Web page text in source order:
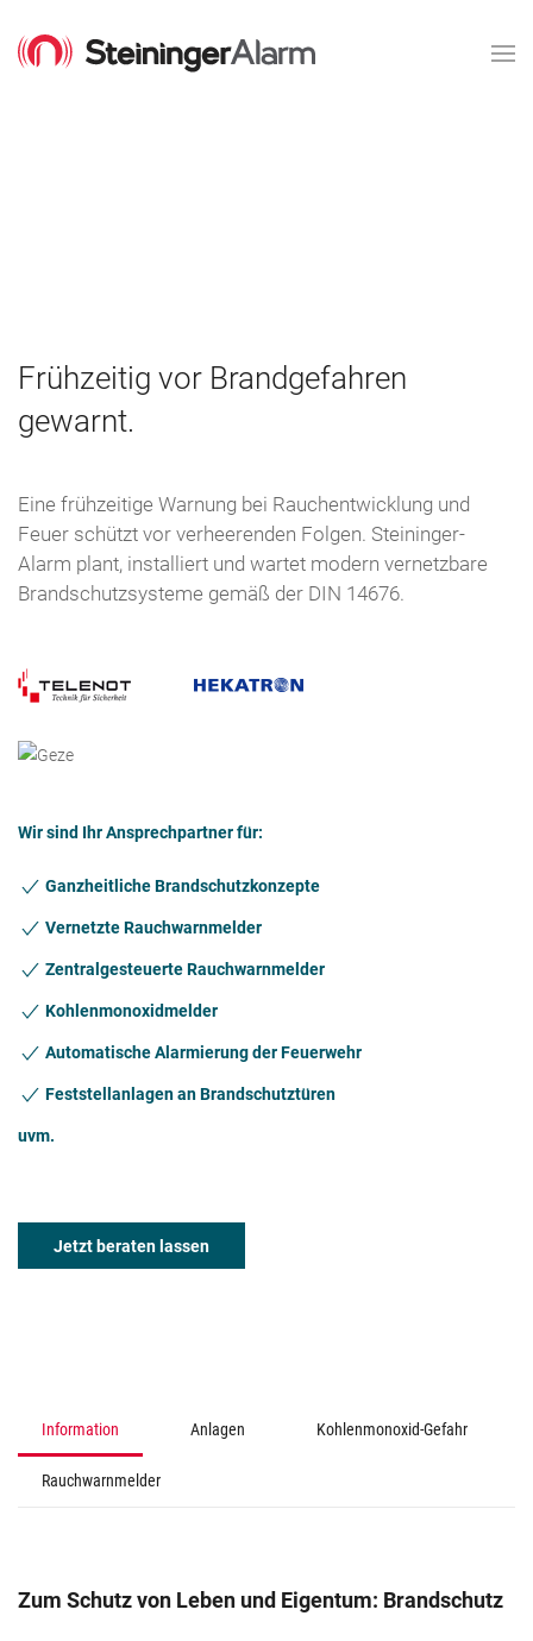
Frühzeitig vor Brandgefahren
gewarnt.
Eine frühzeitige Warnung bei Rauchentwicklung und
Feuer schützt vor verheerenden Folgen. Steininger-
Alarm plant, installiert und wartet modern vernetzbare
Brandschutzsysteme gemäß der DIN 14676.
Wir sind Ihr Ansprechpartner für:
Ganzheitliche Brandschutzkonzepte
Vernetzte Rauchwarnmelder
Zentralgesteuerte Rauchwarnmelder
Kohlenmonoxidmelder
Automatische Alarmierung der Feuerwehr
Feststellanlagen an Brandschutztüren
uvm.
Jetzt beraten lassen
Information Anlagen Kohlenmonoxid-Gefahr
Rauchwarnmelder
Zum Schutz von Leben und Eigentum: Brandschutz